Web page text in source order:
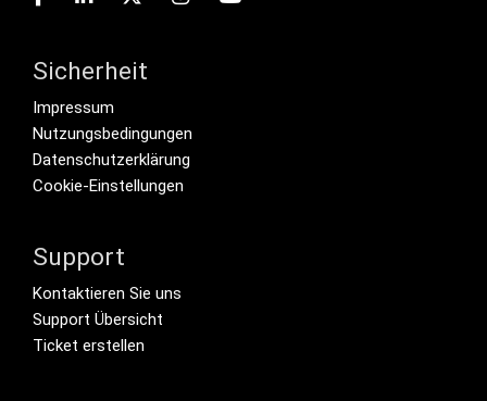
Sicherheit
Footer menu
Impressum
Nutzungsbedingungen
Datenschutzerklärung
Cookie-Einstellungen
Support
Footer Secondary Menu
Kontaktieren Sie uns
Support Übersicht
Ticket erstellen